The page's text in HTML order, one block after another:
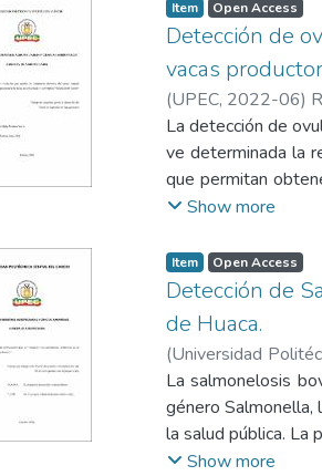
resultados
semana 1, con un
valor en la
tratamientos en
durante gran parte
convencionales,
solo 15 minutos
5 horas. Respecto
mayor demanda de
Item Open Access
Detección de
vacas
(UPEC, 2022-06)
La detección de
ve determinada la
que permitan
la resistencia
alimentación y
aquellas vacas que
de exactitud del
en su experiencia
logística simple y
significancia del
la experiencia del
de la inseminación.
Show more
Item Open Access
Detección de
de Huaca.
(Universidad
Valeria Belen;
La salmonelosis
género Salmonella,
la salud pública. La
problemas
Show more